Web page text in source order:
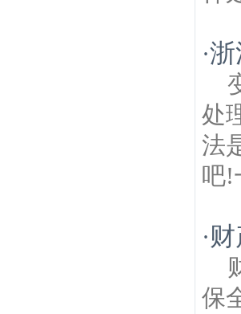
·浙
处
法
吧!
·
保